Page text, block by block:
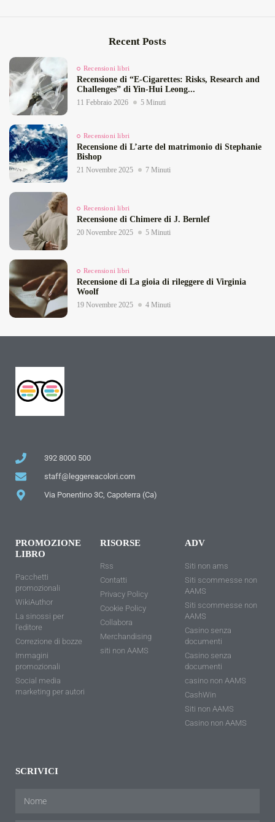
Recent Posts
Recensioni libri
Recensione di “E‑Cigarettes: Risks, Research and
Challenges” di Yin‑Hui Leong...
11 Febbraio 2026 5 Minuti
Recensioni libri
Recensione di L’arte del matrimonio di Stephanie
Bishop
21 Novembre 2025 7 Minuti
Recensioni libri
Recensione di Chimere di J. Bernlef
20 Novembre 2025 5 Minuti
Recensioni libri
Recensione di La gioia di rileggere di Virginia
Woolf
19 Novembre 2025 4 Minuti
392 8000 500
staff@leggereacolori.com
Via Ponentino 3C, Capoterra (Ca)
PROMOZIONE
LIBRO
Pacchetti
promozionali
WikiAuthor
La sinossi per
l'editore
Correzione di bozze
Immagini
promozionali
Social media
marketing per autori
RISORSE
Rss
Contatti
Privacy Policy
Cookie Policy
Collabora
Merchandising
siti non AAMS
ADV
Siti non ams
Siti scommesse non
AAMS
Siti scommesse non
AAMS
Casino senza
documenti
Casino senza
documenti
casino non AAMS
CashWin
Siti non AAMS
Casino non AAMS
SCRIVICI